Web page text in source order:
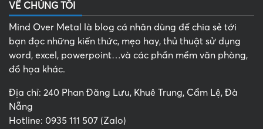
VỀ CHÚNG TÔI
Mind Over Metal là blog cá nhân dùng để chia sẻ tới
bạn đọc những kiến thức, mẹo hay, thủ thuật sử dụng
word, excel, powerpoint…và các phần mềm văn phòng,
đồ họa khác.
Địa chỉ: 240 Phan Đăng Lưu, Khuê Trung, Cẩm Lệ, Đà
Nẵng
Hotline: 0935 111 507 (Zalo)